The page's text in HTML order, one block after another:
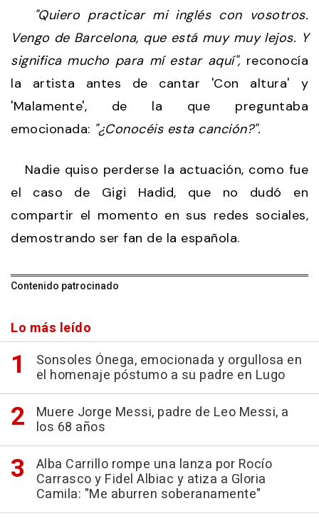
"Quiero practicar mi inglés con vosotros.
Vengo de Barcelona, que está muy muy lejos. Y
significa mucho para mí estar aquí", reconocía
la artista antes de cantar 'Con altura' y
'Malamente', de la que preguntaba
emocionada: "¿Conocéis esta canción?".
Nadie quiso perderse la actuación, como fue
el caso de Gigi Hadid, que no dudó en
compartir el momento en sus redes sociales,
demostrando ser fan de la española.
Contenido patrocinado
Lo más leído
Sonsoles Ónega, emocionada y orgullosa en
el homenaje póstumo a su padre en Lugo
Muere Jorge Messi, padre de Leo Messi, a
los 68 años
Alba Carrillo rompe una lanza por Rocío
Carrasco y Fidel Albiac y atiza a Gloria
Camila: "Me aburren soberanamente"